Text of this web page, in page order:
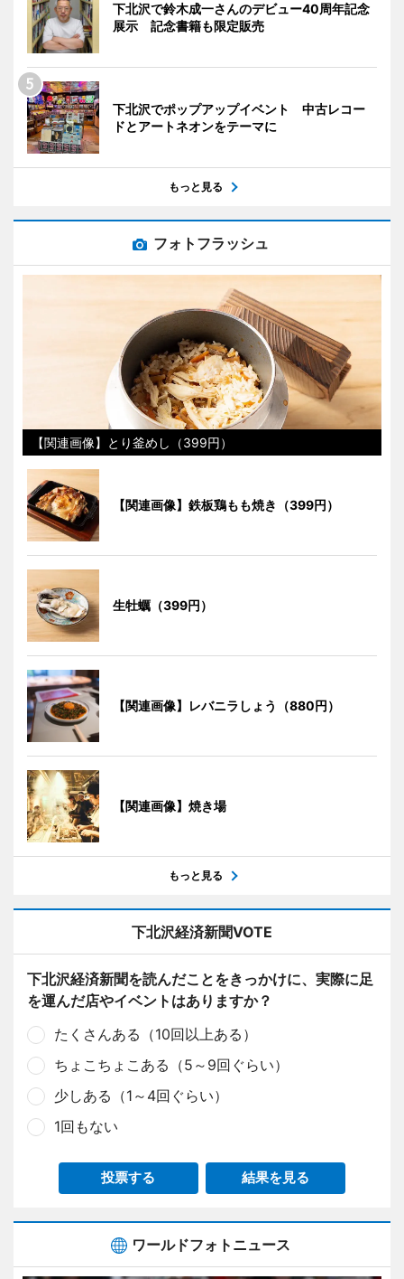
下北沢で鈴木成一さんのデビュー40周年記念
展示 記念書籍も限定販売
下北沢でポップアップイベント 中古レコー
ドとアートネオンをテーマに
もっと見る
フォトフラッシュ
【関連画像】とり釜めし（399円）
【関連画像】鉄板鶏もも焼き（399円）
生牡蠣（399円）
【関連画像】レバニラしょう（880円）
【関連画像】焼き場
もっと見る
下北沢経済新聞VOTE
下北沢経済新聞を読んだことをきっかけに、実際に足
を運んだ店やイベントはありますか？
たくさんある（10回以上ある）
ちょこちょこある（5～9回ぐらい）
少しある（1～4回ぐらい）
1回もない
投票する 結果を見る
ワールドフォトニュース